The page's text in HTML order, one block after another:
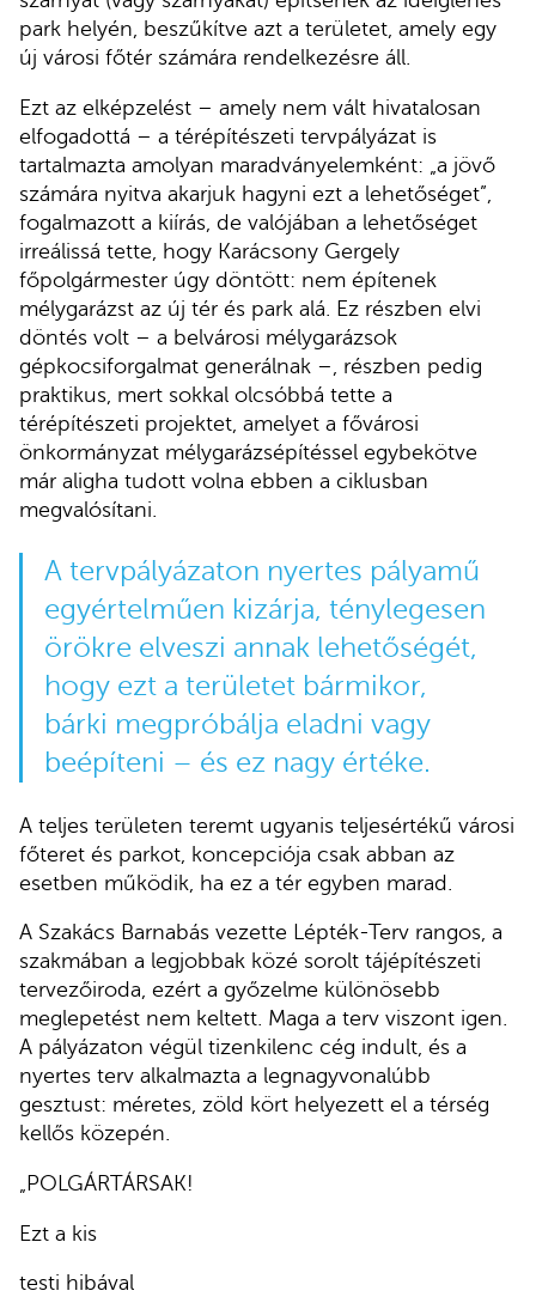
park helyén, beszűkítve azt a területet, amely egy
új városi főtér számára rendelkezésre áll.
Ezt az elképzelést – amely nem vált hivatalosan
elfogadottá – a térépítészeti tervpályázat is
tartalmazta amolyan maradványelemként: „a jövő
számára nyitva akarjuk hagyni ezt a lehetőséget”,
fogalmazott a kiírás, de valójában a lehetőséget
irreálissá tette, hogy Karácsony Gergely
főpolgármester úgy döntött: nem építenek
mélygarázst az új tér és park alá. Ez részben elvi
döntés volt – a belvárosi mélygarázsok
gépkocsiforgalmat generálnak –, részben pedig
praktikus, mert sokkal olcsóbbá tette a
térépítészeti projektet, amelyet a fővárosi
önkormányzat mélygarázsépítéssel egybekötve
már aligha tudott volna ebben a ciklusban
megvalósítani.
A tervpályázaton nyertes pályamű
egyértelműen kizárja, ténylegesen
örökre elveszi annak lehetőségét,
hogy ezt a területet bármikor,
bárki megpróbálja eladni vagy
beépíteni – és ez nagy értéke.
A teljes területen teremt ugyanis teljesértékű városi
főteret és parkot, koncepciója csak abban az
esetben működik, ha ez a tér egyben marad.
A Szakács Barnabás vezette Lépték-Terv rangos, a
szakmában a legjobbak közé sorolt tájépítészeti
tervezőiroda, ezért a győzelme különösebb
meglepetést nem keltett. Maga a terv viszont igen.
A pályázaton végül tizenkilenc cég indult, és a
nyertes terv alkalmazta a legnagyvonalúbb
gesztust: méretes, zöld kört helyezett el a térség
kellős közepén.
„POLGÁRTÁRSAK!
Ezt a kis
testi hibával